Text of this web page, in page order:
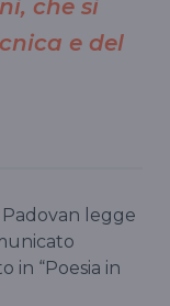
che si
e del
legge
in “Poesia in